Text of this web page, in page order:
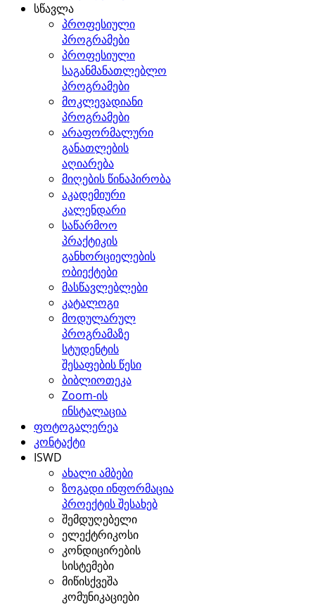
სწავლა
პროფესიული
პროგრამები
პროფესიული
საგანმანათლებლო
პროგრამები
მოკლევადიანი
პროგრამები
არაფორმალური
განათლების
აღიარება
მიღების წინაპირობა
აკადემიური
კალენდარი
საწარმოო
პრაქტიკის
განხორციელების
ობიექტები
მასწავლებლები
კატალოგი
მოდულარულ
პროგრამაზე
სტუდენტის
შესაფების წესი
ბიბლიოთეკა
Zoom-ის
ინსტალაცია
ფოტოგალერეა
კონტაქტი
ISWD
ახალი ამბები
ზოგადი ინფორმაცია
პროექტის შესახებ
შემდუღებელი
ელექტრიკოსი
კონდიცირების
სისტემები
მიწისქვეშა
კომუნიკაციები